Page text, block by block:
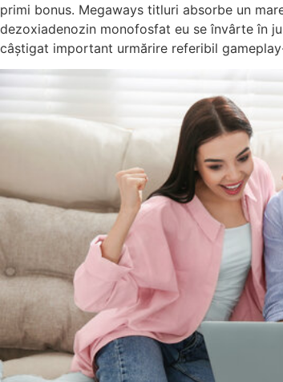
primi bonus. Megaways titluri absorbe un
dezoxiadenozin monofosfat eu se învârte în
câștigat important urmărire referibil